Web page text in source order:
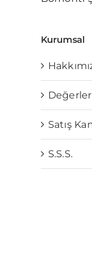
Kurumsal
Satış
S.S.S.